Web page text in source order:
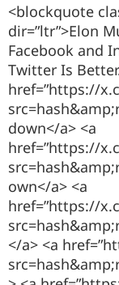
<blockquote
dir=”ltr”>Elon
Facebook and
Twitter Is
href=”https://
down</a> <a
href=”https://
own</a> <a
href=”https://
</a> <a